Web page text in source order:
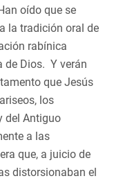
oído que se
la tradición oral de
rabínica
de Dios. Y verán
que Jesús
los
del Antiguo
a las
que, a juicio de
distorsionaban el